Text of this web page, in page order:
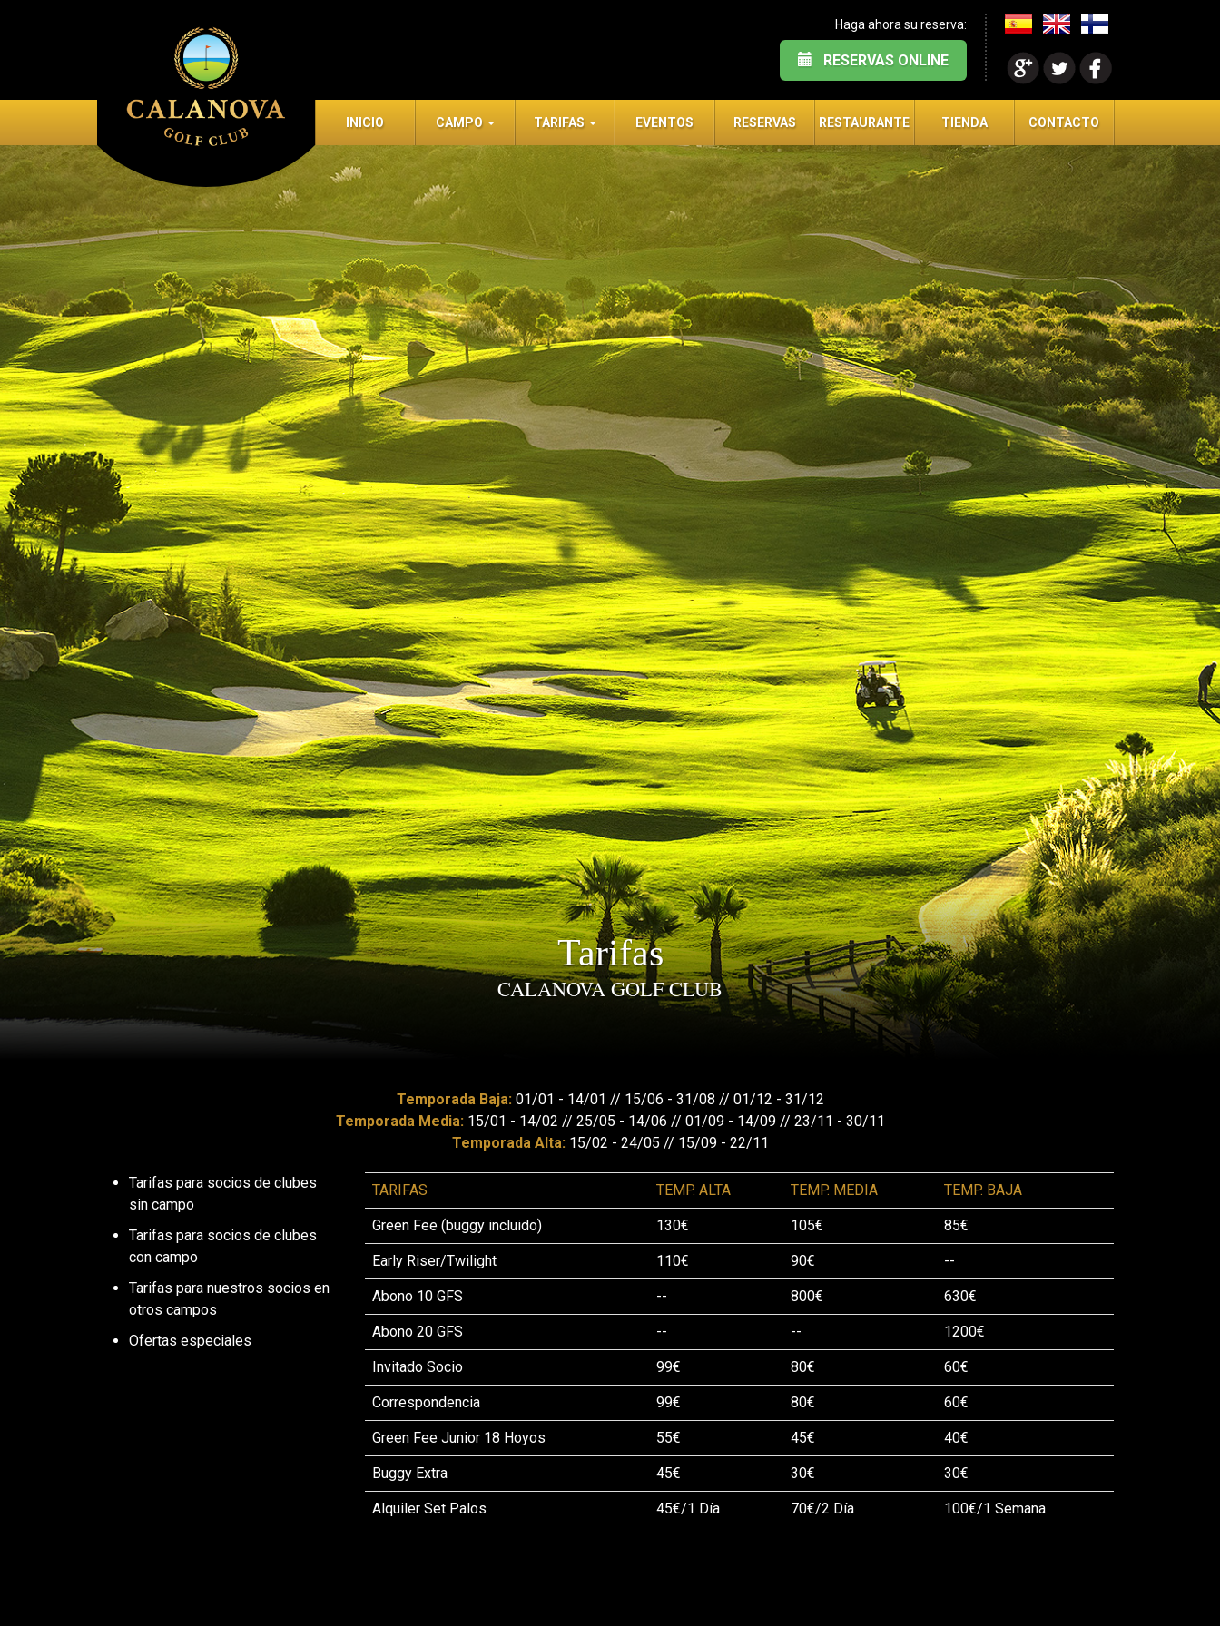
Haga ahora su reserva:
RESERVAS ONLINE
INICIO CAMPO TARIFAS EVENTOS RESERVAS RESTAURANTE TIENDA CONTACTO
Tarifas
CALANOVA GOLF CLUB
Temporada Baja: 01/01 - 14/01 // 15/06 - 31/08 // 01/12 - 31/12
Temporada Media: 15/01 - 14/02 // 25/05 - 14/06 // 01/09 - 14/09 // 23/11 - 30/11
Temporada Alta: 15/02 - 24/05 // 15/09 - 22/11
Tarifas para socios de clubes
sin campo
Tarifas para socios de clubes
con campo
Tarifas para nuestros socios en
otros campos
Ofertas especiales
TARIFAS TEMP. ALTA TEMP. MEDIA TEMP. BAJA
Green Fee (buggy incluido) 130€ 105€ 85€
Early Riser/Twilight 110€ 90€ --
Abono 10 GFS -- 800€ 630€
Abono 20 GFS -- -- 1200€
Invitado Socio 99€ 80€ 60€
Correspondencia 99€ 80€ 60€
Green Fee Junior 18 Hoyos 55€ 45€ 40€
Buggy Extra 45€ 30€ 30€
Alquiler Set Palos 45€/1 Día 70€/2 Día 100€/1 Semana